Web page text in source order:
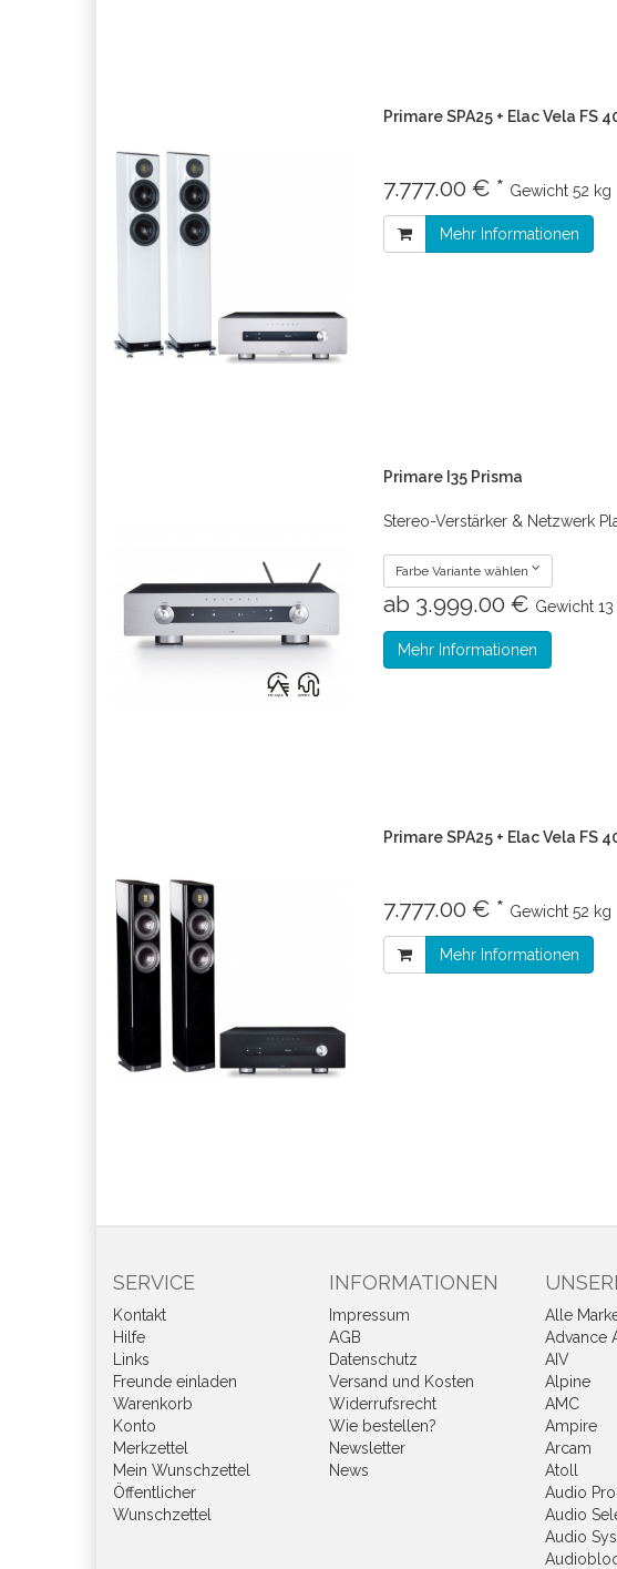
Primare SPA25 + Elac Vela FS
7.777.00 € * Gewicht 52 kg
Mehr Informationen
Primare I35 Prisma
Stereo-Verstärker & Netzwerk
Farbe Variante wählen
ab 3.999.00 € Gewicht
Mehr Informationen
Primare SPA25 + Elac Vela FS
7.777.00 € * Gewicht 52 kg
Mehr Informationen
SERVICE
Kontakt
Hilfe
Links
Freunde einladen
Warenkorb
Konto
Merkzettel
Mein Wunschzettel
Öffentlicher
Wunschzettel
INFORMATIONEN
Impressum
AGB
Datenschutz
Versand und Kosten
Widerrufsrecht
Wie bestellen?
Newsletter
News
Alle
Advance
AIV
Alpine
AMC
Ampire
Arcam
Atoll
Audio Pro
Audio
Audio